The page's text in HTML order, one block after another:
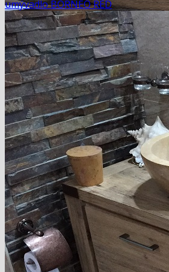
Domov
košík
pokladňa
Blog
Hľadať:
Hľadať:
Košík
Žiadne produkty v košíku.
umývadlo BORNEO RED